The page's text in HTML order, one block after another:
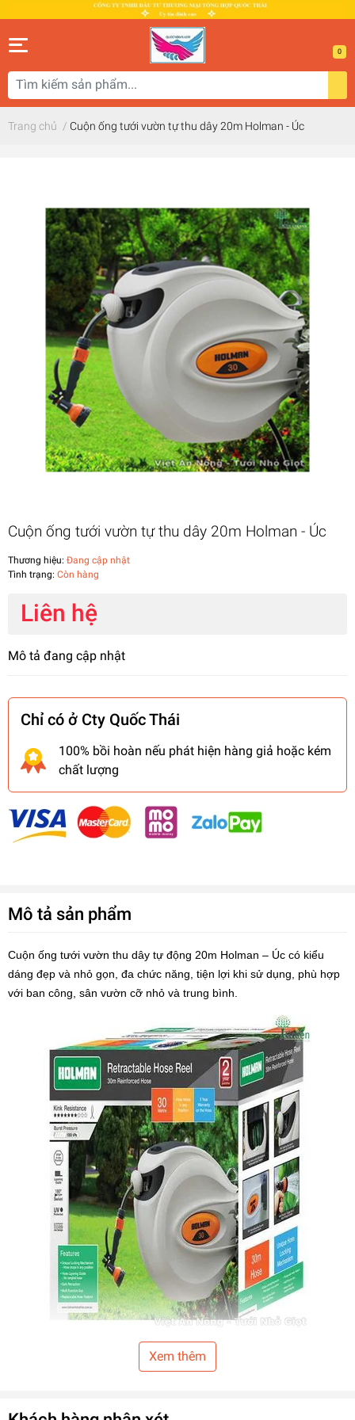
0
Trang chủ / Cuộn ống tưới vườn tự thu dây 20m Holman - Úc
Cuộn ống tưới vườn tự thu dây 20m Holman - Úc
Thương hiệu: Đang cập nhật
Tình trạng: Còn hàng
Liên hệ
Mô tả đang cập nhật
Chỉ có ở Cty Quốc Thái
100% bồi hoàn nếu phát hiện hàng giả hoặc kém
chất lượng
Mô tả sản phẩm
Cuộn ống tưới vườn thu dây tự động 20m Holman – Úc có kiểu
dáng đẹp và nhỏ gọn, đa chức năng, tiện lợi khi sử dụng, phù hợp
với ban công, sân vườn cỡ nhỏ và trung bình.
Thông số kỹ thuật ống cuộntưới vườn
Xem thêm